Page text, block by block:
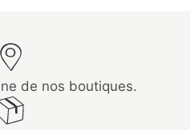
de nos boutiques.